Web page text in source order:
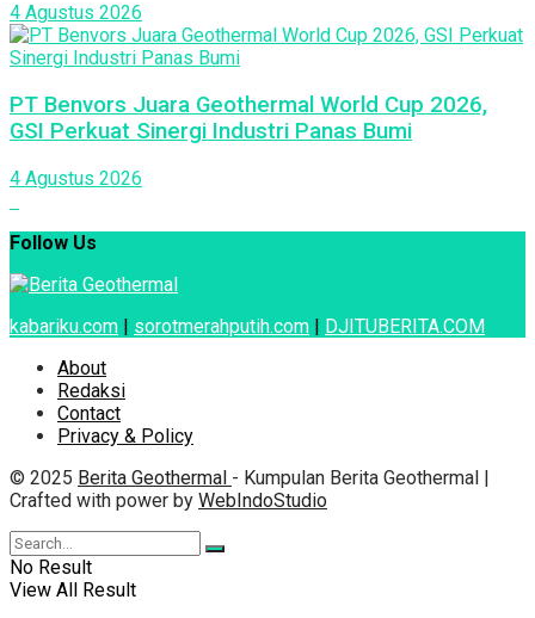
4 Agustus 2026
PT Benvors Juara Geothermal World Cup 2026,
GSI Perkuat Sinergi Industri Panas Bumi
4 Agustus 2026
Follow Us
kabariku.com | sorotmerahputih.com | DJITUBERITA.COM
About
Redaksi
Contact
Privacy & Policy
© 2025 Berita Geothermal - Kumpulan Berita Geothermal |
Crafted with power by WebIndoStudio
No Result
View All Result